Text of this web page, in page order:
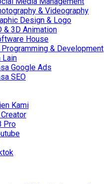
& Videography
Design & Logo
& 3D Animation
House
& Development
Lain
Google Ads
SEO
Kami
Pro